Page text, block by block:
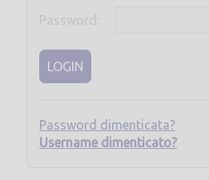
Password:
LOGIN
Password dimenticata?
Username dimenticato?